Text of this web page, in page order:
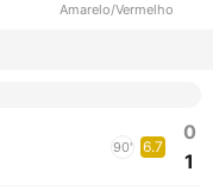
Amarelo/Vermelho
90' 6.7
0
1